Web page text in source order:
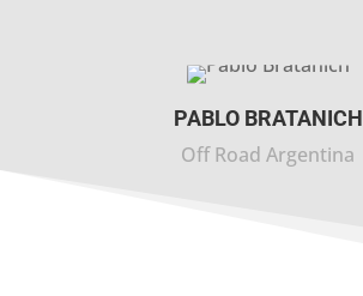
PABLO BRATANICH
Off Road Argentina